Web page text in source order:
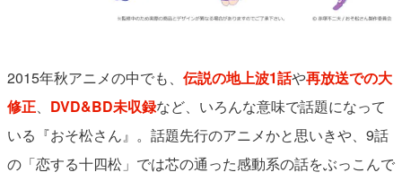
2015年秋アニメの中でも、 伝説の地上波1話や再放送での大
修正、 DVD&BD未収録など、いろんな意味で話題になって
いる『おそ松さん』。話題先行のアニメかと思いきや、9話
の「恋する十四松」では芯の通った感動系の話をぶっこんで